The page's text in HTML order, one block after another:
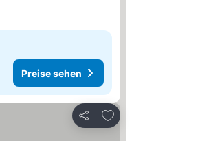
Preise sehen
Teilen
Zu Favoriten hinzufügen